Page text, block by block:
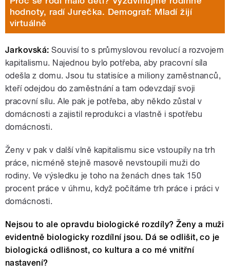
hodnoty, radí Jurečka. Demograf: Mladí žijí
virtuálně
Jarkovská:Souvisí to s průmyslovou revolucí a rozvojem
kapitalismu. Najednou bylo potřeba, aby pracovní síla
odešla z domu. Jsou tu statisíce a miliony zaměstnanců,
kteří odejdou do zaměstnání a tam odevzdají svoji
pracovní sílu. Ale pak je potřeba, aby někdo zůstal v
domácnosti a zajistil reprodukci a vlastně i spotřebu
domácnosti.
Ženy v pak v další vlně kapitalismu sice vstoupily na trh
práce, nicméně stejně masově nevstoupili muži do
rodiny. Ve výsledku je toho na ženách dnes tak 150
procent práce v úhrnu, když počítáme trh práce i práci v
domácnosti.
Nejsou to ale opravdu biologické rozdíly? Ženy a muži
evidentně biologicky rozdílní jsou. Dá se odlišit, co je
biologická odlišnost, co kultura a co mé vnitřní
nastavení?